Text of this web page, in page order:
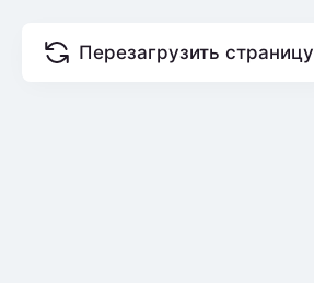
Перезагрузить страницу